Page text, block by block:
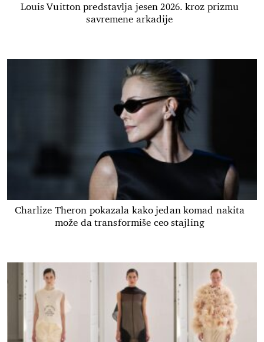
Louis Vuitton predstavlja jesen 2026. kroz prizmu
savremene arkadije
Charlize Theron pokazala kako jedan komad nakita
može da transformiše ceo stajling